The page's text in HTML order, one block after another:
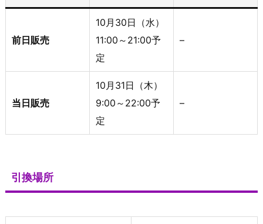
前日販売
10月30日（水）
11:00～21:00予
定
–
当日販売
10月31日（木）
9:00～22:00予
定
–
引換場所